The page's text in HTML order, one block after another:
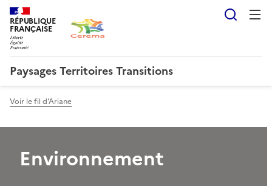
RÉPUBLIQUE
FRANÇAISE
Paysages Territoires Transitions
Voir le fil d'Ariane
Environnement